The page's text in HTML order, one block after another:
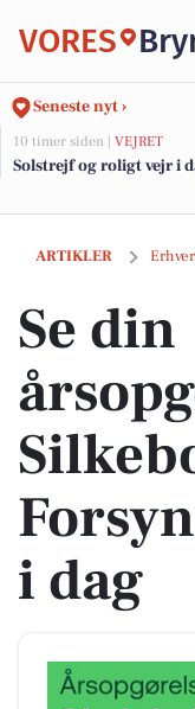
VORES
Seneste nyt ›
10 timer siden | VEJRET
Solstrejf og roligt vejr i
ARTIKLER
Se din
Se din
i dag